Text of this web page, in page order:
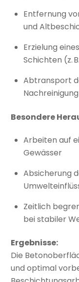
Entfernung
und
Erzielung
Schichten (z.
Abtransport
Nachreinigung
Besondere
Arbeiten auf
Gewässer
Absicherung
Zeitlich
bei stabiler
Ergebnisse:
Die
und optimal